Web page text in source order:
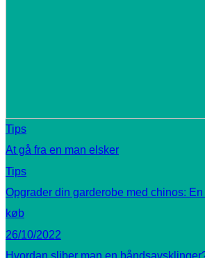
Tips
At gå fra en man elsker
Tips
Opgrader din garderobe med chinos:
køb
26/10/2022
Hvordan sliber man en